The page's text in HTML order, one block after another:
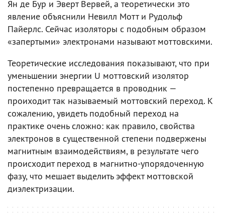
Ян де Бур и Эверт Вервей, а теоретически это
явление объяснили Невилл Мотт и Рудольф
Пайерлс. Сейчас изоляторы с подобным образом
«запертыми» электронами называют моттовскими.
Теоретические исследования показывают, что при
уменьшении энергии U моттовский изолятор
постепенно превращается в проводник —
проиходит так называемый моттовский переход. К
сожалению, увидеть подобный переход на
практике очень сложно: как правило, свойства
электронов в существенной степени подвержены
магнитным взаимодействиям, в результате чего
происходит переход в магнитно-упорядоченную
фазу, что мешает выделить эффект моттовской
диэлектризации.